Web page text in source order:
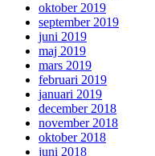
oktober 2019
september 2019
juni 2019
maj 2019
mars 2019
februari 2019
januari 2019
december 2018
november 2018
oktober 2018
juni 2018